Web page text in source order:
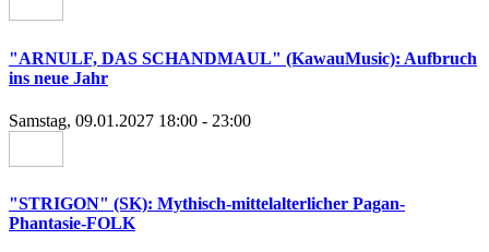
"ARNULF, DAS SCHANDMAUL" (KawauMusic): Aufbruch
ins neue Jahr
Samstag, 09.01.2027 18:00 - 23:00
"STRIGON" (SK): Mythisch-mittelalterlicher Pagan-
Phantasie-FOLK